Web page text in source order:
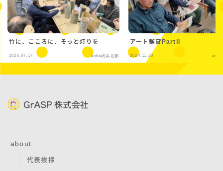
竹に、こころに、そっと灯りを
2026.07.17 aoba横浜北部
アート鑑賞PartⅡ
2024.11.20 aoba
about
代表挨拶